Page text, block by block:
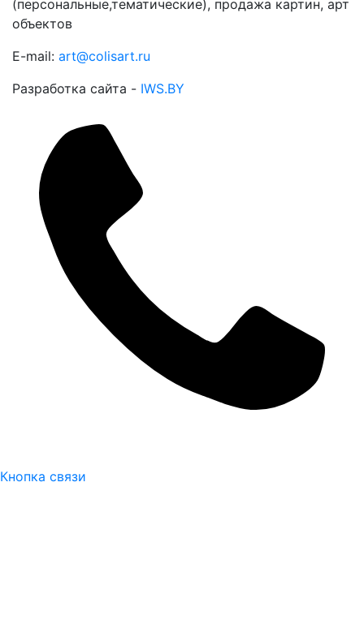
(персональные,тематические), продажа картин, арт
объектов
E-mail: art@colisart.ru
Разработка сайта - IWS.BY
Кнопка связи